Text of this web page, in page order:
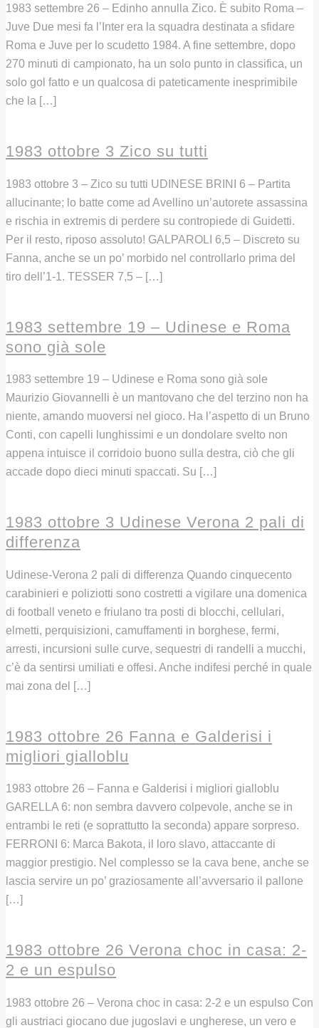
1983 settembre 26 – Edinho annulla Zico. È subito Roma –
Juve Due mesi fa l’Inter era la squadra destinata a sfidare
Roma e Juve per lo scudetto 1984. A fine settembre, dopo
270 minuti di campionato, ha un solo punto in classifica, un
solo gol fatto e un qualcosa di pateticamente inesprimibile
che la […]
1983 ottobre 3 Zico su tutti
1983 ottobre 3 – Zico su tutti UDINESE BRINI 6 – Partita
allucinante; lo batte come ad Avellino un’autorete assassina
e rischia in extremis di perdere su contropiede di Guidetti.
Per il resto, riposo assoluto! GALPAROLI 6,5 – Discreto su
Fanna, anche se un po’ morbido nel controllarlo prima del
tiro dell’1-1. TESSER 7,5 – […]
1983 settembre 19 – Udinese e Roma
sono già sole
1983 settembre 19 – Udinese e Roma sono già sole
Maurizio Giovannelli è un mantovano che del terzino non ha
niente, amando muoversi nel gioco. Ha l’aspetto di un Bruno
Conti, con capelli lunghissimi e un dondolare svelto non
appena intuisce il corridoio buono sulla destra, ciò che gli
accade dopo dieci minuti spaccati. Su […]
1983 ottobre 3 Udinese Verona 2 pali di
differenza
Udinese-Verona 2 pali di differenza Quando cinquecento
carabinieri e poliziotti sono costretti a vigilare una domenica
di football veneto e friulano tra posti di blocchi, cellulari,
elmetti, perquisizioni, camuffamenti in borghese, fermi,
arresti, incursioni sulle curve, sequestri di randelli a mucchi,
c’è da sentirsi umiliati e offesi. Anche indifesi perché in quale
mai zona del […]
1983 ottobre 26 Fanna e Galderisi i
migliori gialloblu
1983 ottobre 26 – Fanna e Galderisi i migliori gialloblu
GARELLA 6: non sembra davvero colpevole, anche se in
entrambi le reti (e soprattutto la seconda) appare sorpreso.
FERRONI 6: Marca Bakota, il loro slavo, attaccante di
maggior prestigio. Nel complesso se la cava bene, anche se
lascia servire un po’ graziosamente all’avversario il pallone
[…]
1983 ottobre 26 Verona choc in casa: 2-
2 e un espulso
1983 ottobre 26 – Verona choc in casa: 2-2 e un espulso Con
gli austriaci giocano due jugoslavi e ungherese, un vero e